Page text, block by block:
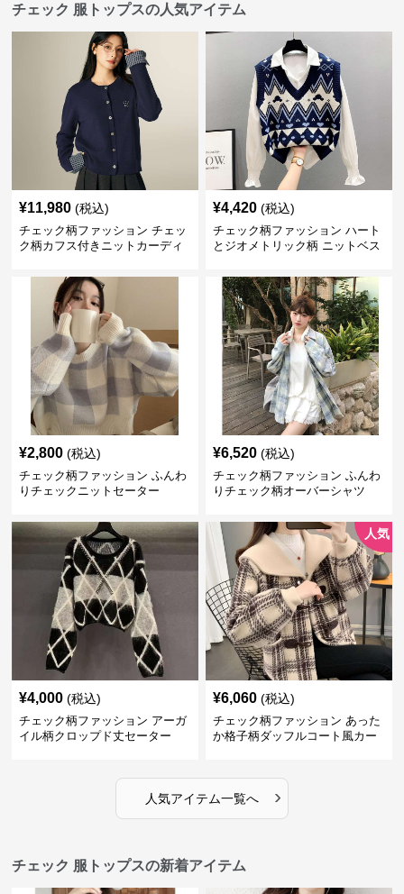
チェック 服トップスの人気アイテム
¥11,980 (税込)
チェック柄ファッション チェッ
ク柄カフス付きニットカーディ
¥4,420 (税込)
チェック柄ファッション ハート
とジオメトリック柄 ニットベス
¥2,800 (税込)
チェック柄ファッション ふんわ
りチェックニットセーター
¥6,520 (税込)
チェック柄ファッション ふんわ
りチェック柄オーバーシャツ
¥4,000 (税込)
チェック柄ファッション アーガ
イル柄クロップド丈セーター
人気
¥6,060 (税込)
チェック柄ファッション あった
か格子柄ダッフルコート風カー
人気アイテム一覧へ ›
チェック 服トップスの新着アイテム